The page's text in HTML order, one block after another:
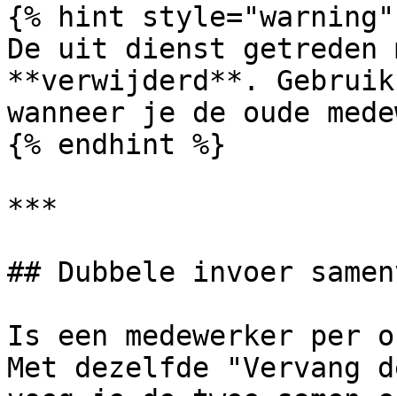
{% hint style="warning"
De uit dienst getreden
**verwijderd**.
wanneer je de oude
{% endhint %}
***
## Dubbele invoer
Is een medewerker per
Met dezelfde